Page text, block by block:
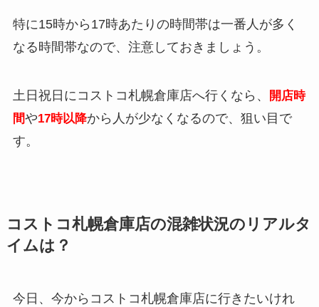
特に15時から17時あたりの時間帯は一番人が多く
なる時間帯なので、注意しておきましょう。
土日祝日にコストコ札幌倉庫店へ行くなら、
開店時
間や17時以降から人が少なくなるので、狙い目で
す。
コストコ札幌倉庫店の混雑状況のリアルタ
イムは？
今日、今からコストコ札幌倉庫店に行きたいけれ